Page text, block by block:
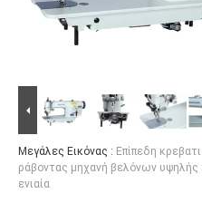
Μεγάλες Εικόνας : Επίπεδη
ράβοντας μηχανή βελόνων υψηλής
ενιαία